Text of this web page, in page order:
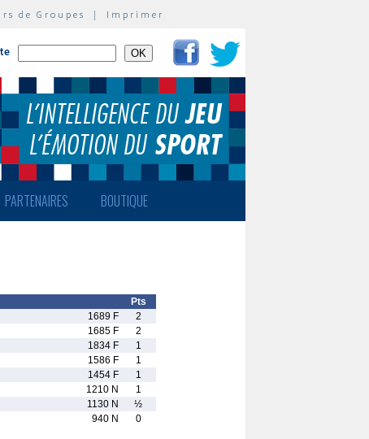
de Groupes | Imprimer
PARTENAIRES BOUTIQUE
Pts
1689 F
2
1685 F
2
1834 F
1
1586 F
1
1454 F
1
1210 N
1
1130 N
½
940 N 0